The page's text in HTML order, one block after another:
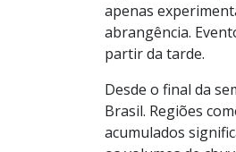
apenas
abrangência.
partir da tarde.
Desde o final da
Brasil. Regiões
acumulados